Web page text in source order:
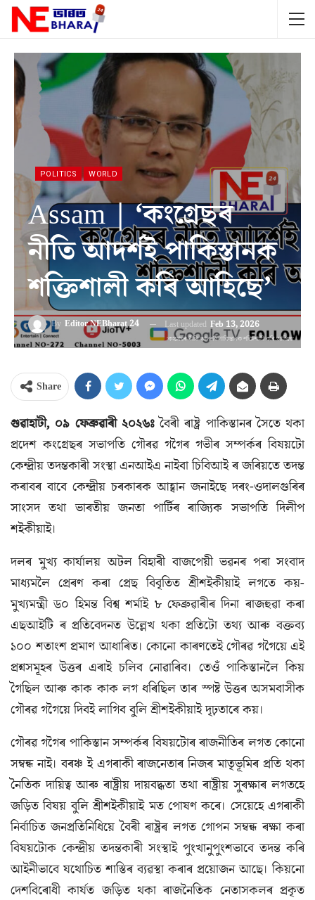
POLITICS WORLD
Assam | ‘কংগ্ৰেছৰ
নীতি আদর্শই পাকিস্তানক
শক্তিশালী কৰি আহিছে’
By Editor NEBharat 24 Last updated Feb 13, 2026
'কংগ্ৰেছৰ নীতি আদর্শই পাকিস্তানক শক্তিশালী কৰি আহিছে'
Share
গুৱাহাটী, ০৯ ফেব্ৰুৱাৰী ২০২৬ঃবৈৰী ৰাষ্ট্র পাকিস্তানৰ সৈতে থকা
প্রদেশ কংগ্ৰেছৰ সভাপতি গৌৰৱ গগৈৰ গভীৰ সম্পৰ্কৰ বিষয়টো
কেন্দ্রীয় তদন্তকাৰী সংস্থা এনআইএ নাইবা চিবিআই ৰ জৰিয়তে তদন্ত
কৰাবৰ বাবে কেন্দ্ৰীয় চৰকাৰক আহ্বান জনাইছে দৰং-ওদালগুৰিৰ
সাংসদ তথা ভাৰতীয় জনতা পার্টিৰ ৰাজ্যিক সভাপতি দিলীপ
শইকীয়াই।
দলৰ মুখ্য কার্যালয় অটল বিহাৰী বাজপেয়ী ভৱনৰ পৰা সংবাদ
মাধ্যমলৈ প্ৰেৰণ কৰা প্ৰেছ বিবৃতিত শ্রীশইকীয়াই লগতে কয়-
মুখ্যমন্ত্রী ড০ হিমন্ত বিশ্ব শর্মাই ৮ ফেব্ৰুৱাৰীৰ দিনা ৰাজহুৱা কৰা
এছআইটি ৰ প্রতিবেদনত উল্লেখ থকা প্রতিটো তথ্য আৰু বক্তব্য
১০০ শতাংশ প্রমাণ আধাৰিত। কোনো কাৰণতেই গৌৰৱ গগৈয়ে এই
প্রশ্নসমূহৰ উত্তৰ এৰাই চলিব নোৱাৰিব। তেওঁ পাকিস্তানলৈ কিয়
গৈছিল আৰু কাক কাক লগ ধৰিছিল তাৰ স্পষ্ট উত্তৰ অসমবাসীক
গৌৰৱ গগৈয়ে দিবই লাগিব বুলি শ্রীশইকীয়াই দৃঢ়তাৰে কয়।
গৌৰৱ গগৈৰ পাকিস্তান সম্পৰ্কৰ বিষয়টোৰ ৰাজনীতিৰ লগত কোনো
সম্বন্ধ নাই। বৰঞ্চ ই এগৰাকী ৰাজনেতাৰ নিজৰ মাতৃভূমিৰ প্রতি থকা
নৈতিক দায়িত্ব আৰু ৰাষ্ট্ৰীয় দায়বদ্ধতা তথা ৰাষ্ট্ৰীয় সুৰক্ষাৰ লগতহে
জড়িত বিষয় বুলি শ্রীশইকীয়াই মত পোষণ কৰে। সেয়েহে এগৰাকী
নির্বাচিত জনপ্রতিনিধিয়ে বৈৰী ৰাষ্ট্ৰৰ লগত গোপন সম্বন্ধ ৰক্ষা কৰা
বিষয়টোক কেন্দ্রীয় তদন্তকাৰী সংস্থাই পুংখানুপুংশভাবে তদন্ত কৰি
আইনীভাবে যথোচিত শাস্তিৰ ব্যৱস্থা কৰাৰ প্ৰয়োজন আছে। কিয়নো
দেশবিৰোধী কাৰ্যত জড়িত থকা ৰাজনৈতিক নেতাসকলৰ প্ৰকৃত